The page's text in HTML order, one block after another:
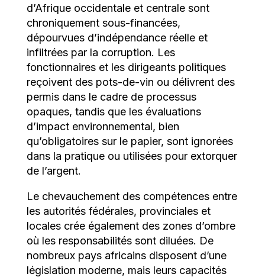
d’Afrique occidentale et centrale sont
chroniquement sous-financées,
dépourvues d’indépendance réelle et
infiltrées par la corruption. Les
fonctionnaires et les dirigeants politiques
reçoivent des pots-de-vin ou délivrent des
permis dans le cadre de processus
opaques, tandis que les évaluations
d’impact environnemental, bien
qu’obligatoires sur le papier, sont ignorées
dans la pratique ou utilisées pour extorquer
de l’argent.
Le chevauchement des compétences entre
les autorités fédérales, provinciales et
locales crée également des zones d’ombre
où les responsabilités sont diluées. De
nombreux pays africains disposent d’une
législation moderne, mais leurs capacités